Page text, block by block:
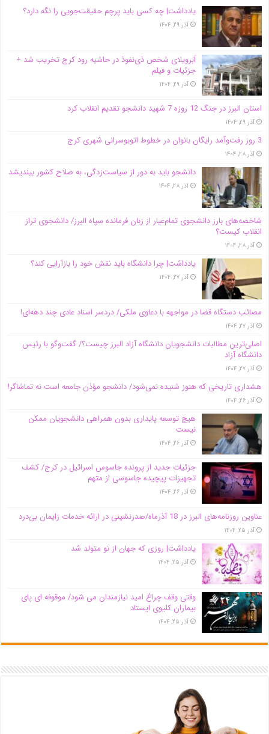
یادداشت| ‌چه کسی باید پرچم حقیقت‌جویی را نگه دارد؟
آذر ۲۹, ۱۴۰۴
اَبَر‌ویلای شخص ذی‌نفوذ در حاشیه‌ رود کرج تخریب شد +
جزئیات و فیلم
آذر ۲۹, ۱۴۰۴
استان البرز در جنگ 12 روزه 7 شهید دانشجو تقدیم انقلاب کرد
آذر ۲۹, ۱۴۰۴
3 روز رفت‌وآمد رایگان بانوان در خطوط اتوبوسرانی شهری کرج
آذر ۲۸, ۱۴۰۴
دانشجو باید به دور از سیاست‌زدگی، به صلاح کشور بیندیشد
آذر ۲۸, ۱۴۰۴
شاخصه‌های بارز دانشجوی تمام‌عیار از زبان فرمانده سپاه البرز/ دانشجوی تراز
انقلاب کیست؟
آذر ۲۸, ۱۴۰۴
یادداشت| چرا دانشگاه باید نقش خود را بازآرایی کند؟
آذر ۲۷, ۱۴۰۴
مصائب دستگاه قضا در مواجهه با دعاوی ملکی/ دردسر اسناد عادی چند‌ دهه‌ای!
آذر ۲۷, ۱۴۰۴
اصلی‌ترین مطالبات دانشجویان دانشگاه آزاد البرز چیست؟/ گفت‌وگو با رئیس
دانشگاه آز‌اد
آذر ۲۷, ۱۴۰۴
هشداری تاریخی که هنوز شنیده نمی‌شود/ دانشجو مؤذن جامعه است نه تماشاگر!
آذر ۲۶, ۱۴۰۴
هیچ توسعه پایداری بدون همراهی دانشجویان ممکن
نیست
آذر ۲۶, ۱۴۰۴
جزئیات جدید از پرونده جاسوس اسرائیل در کرج/‌ کشف
تجهیزات پیچیده جاسوسی از متهم
آذر ۲۶, ۱۴۰۴
عناوین روزنامه‌های البرز در ‌18 آذرماه/صدرنشینی در ارائه خدمات زایمان بی‌درد
آذر ۲۵, ۱۴۰۴
یادداشت| روزی که جهان از نو متولد شد
آذر ۲۵, ۱۴۰۴
وقتی وقف چراغ امید نیازمندان می شود/ موقوفه ای پای
بیماران کلیوی ایستاد
آذر ۲۵, ۱۴۰۴